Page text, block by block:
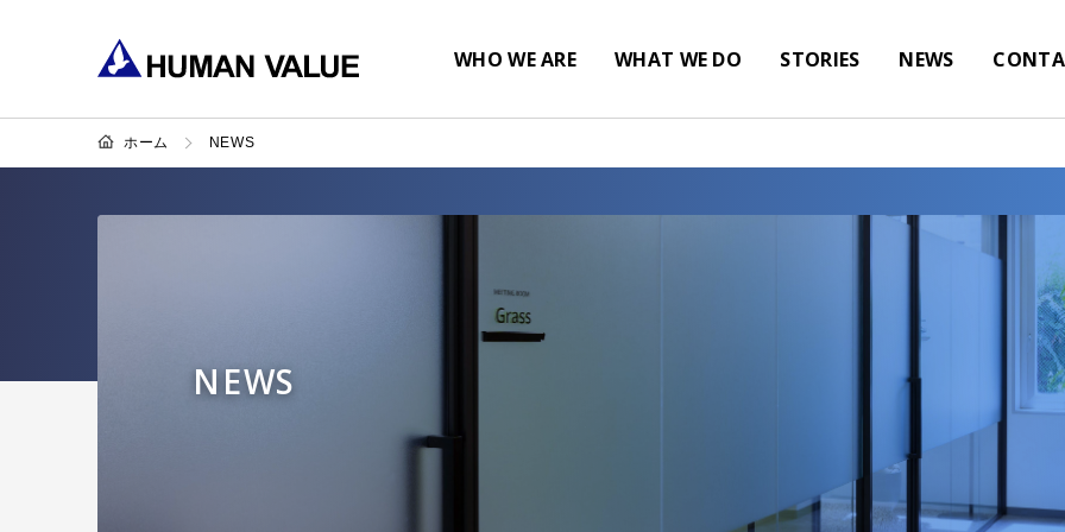
WHO WE ARE WHAT WE DO STORIES NEWS
ホーム NEWS
NEWS